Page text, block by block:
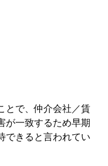
とで、仲介会社／賃
が一致するため早期
できると言われてい